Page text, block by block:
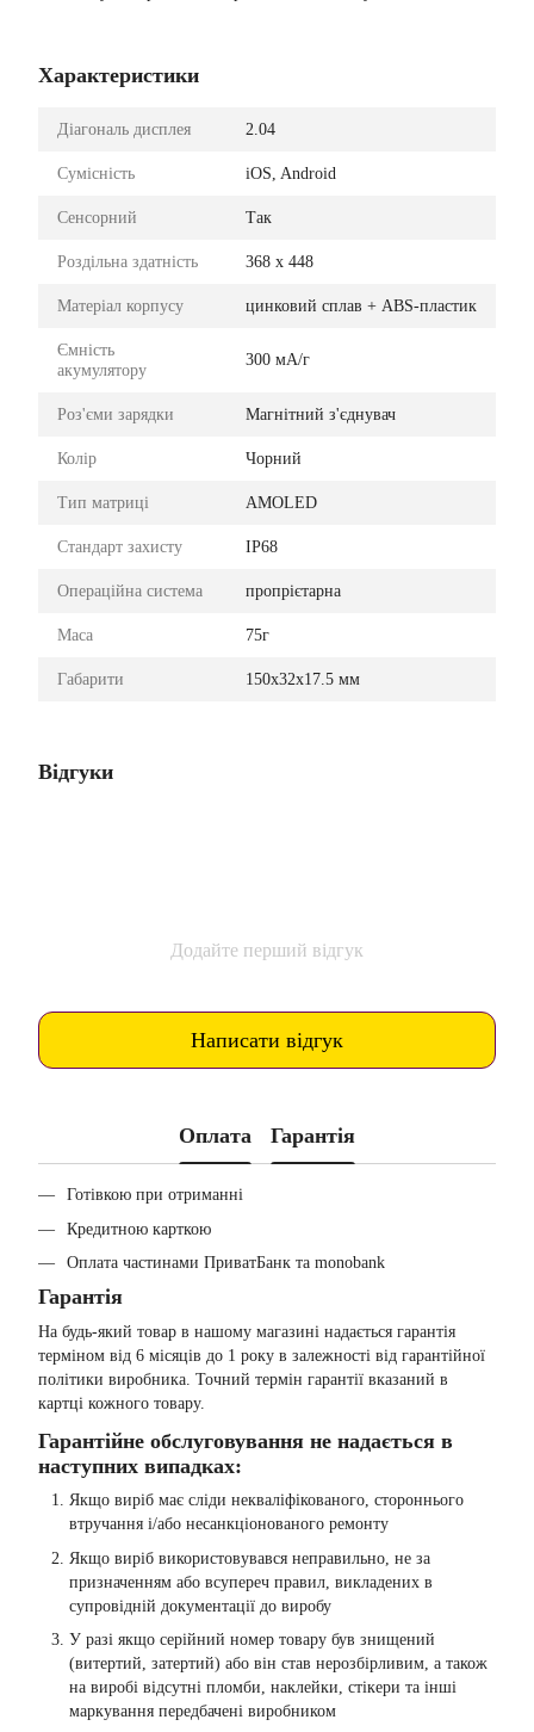
Характеристики
Діагональ дисплея 2.04
Сумісність iOS, Android
Сенсорний Так
Роздільна здатність 368 x 448
Матеріал корпусу цинковий сплав + ABS-пластик
Ємність
акумулятору
300 мА/г
Роз'єми зарядки Магнітний з'єднувач
Колір Чорний
Тип матриці AMOLED
Стандарт захисту IP68
Операційна система пропрієтарна
Маса 75г
Габарити 150x32x17.5 мм
Відгуки
Додайте перший відгук
Написати відгук
Оплата Гарантія
Готівкою при отриманні
Кредитною карткою
Оплата частинами ПриватБанк та monobank
Гарантія
На будь-який товар в нашому магазині надається гарантія
терміном від 6 місяців до 1 року в залежності від гарантійної
політики виробника. Точний термін гарантії вказаний в
картці кожного товару.
Гарантійне обслуговування не надається в
наступних випадках:
Якщо виріб має сліди некваліфікованого, стороннього
втручання і/або несанкціонованого ремонту
Якщо виріб використовувався неправильно, не за
призначенням або всупереч правил, викладених в
супровідній документації до виробу
У разі якщо серійний номер товару був знищений
(витертий, затертий) або він став нерозбірливим, а також
на виробі відсутні пломби, наклейки, стікери та інші
маркування передбачені виробником